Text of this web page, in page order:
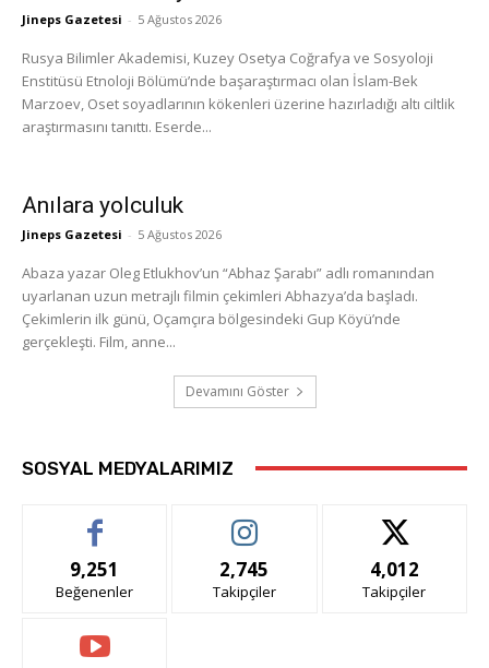
Jineps Gazetesi - 5 Ağustos 2026
Rusya Bilimler Akademisi, Kuzey Osetya Coğrafya ve Sosyoloji
Enstitüsü Etnoloji Bölümü’nde başaraştırmacı olan İslam-Bek
Marzoev, Oset soyadlarının kökenleri üzerine hazırladığı altı ciltlik
araştırmasını tanıttı. Eserde...
Anılara yolculuk
Jineps Gazetesi - 5 Ağustos 2026
Abaza yazar Oleg Etlukhov’un “Abhaz Şarabı” adlı romanından
uyarlanan uzun metrajlı filmin çekimleri Abhazya’da başladı.
Çekimlerin ilk günü, Oçamçıra bölgesindeki Gup Köyü’nde
gerçekleşti. Film, anne...
Devamını Göster
SOSYAL MEDYALARIMIZ
9,251
Beğenenler
2,745
Takipçiler
4,012
Takipçiler